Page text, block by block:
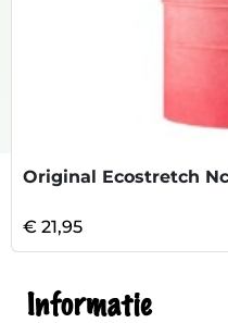
Original Ecostretch
€ 21,95
Informatie